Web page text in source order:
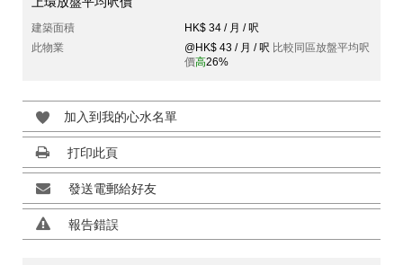
建築面積
HK$ 34 / 月 / 呎
此物業
@HK$ 43 / 月 / 呎 比較同區放盤平均呎
價高26%
加入到我的心水名單
打印此頁
發送電郵給好友
報告錯誤